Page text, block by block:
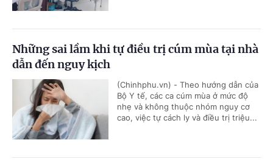
Những sai lầm khi tự điều trị cúm mùa tại nhà
dẫn đến nguy kịch
(Chinhphu.vn) - Theo hướng dẫn của
Bộ Y tế, các ca cúm mùa ở mức độ
nhẹ và không thuộc nhóm nguy cơ
cao, việc tự cách ly và điều trị triệu...